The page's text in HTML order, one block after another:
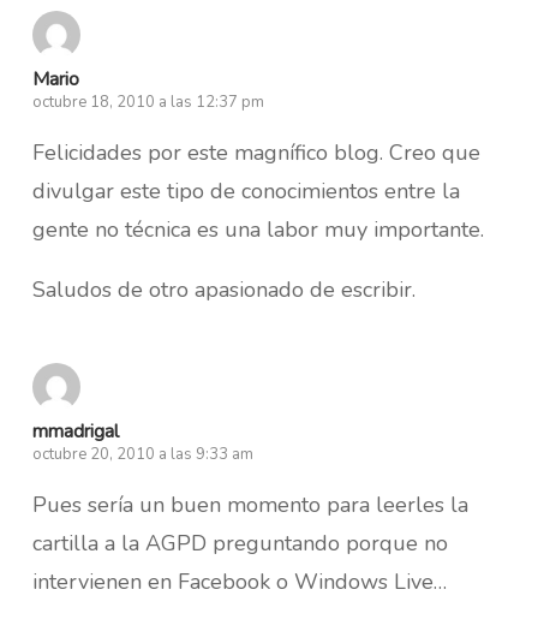
Mario
octubre 18, 2010 a las 12:37 pm
Felicidades por este magnífico blog. Creo que
divulgar este tipo de conocimientos entre la
gente no técnica es una labor muy importante.
Saludos de otro apasionado de escribir.
mmadrigal
octubre 20, 2010 a las 9:33 am
Pues sería un buen momento para leerles la
cartilla a la AGPD preguntando porque no
intervienen en Facebook o Windows Live…